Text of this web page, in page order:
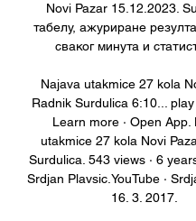
Novi Pazar 15.12.2023.
табелу, ажуриране
сваког минута и
Najava utakmice 27 kola
Radnik Surdulica 6:10...
Learn more · Open App.
utakmice 27 kola Novi
Surdulica. 543 views · 6
Srdjan Plavsic.YouTube ·
16. 3. 2017.